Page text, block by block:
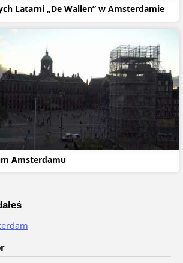
Latarni „De Wallen” w Amsterdamie
Amsterdamu